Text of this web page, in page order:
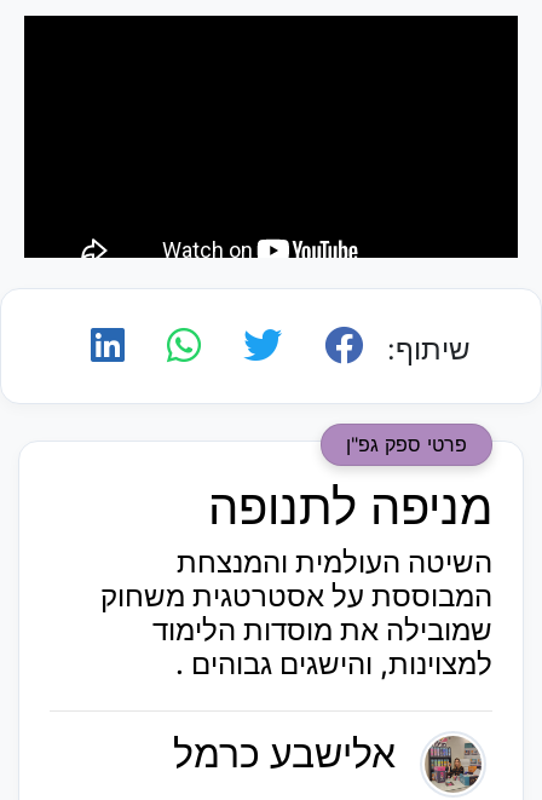
שיתוף:
פרטי ספק גפ"ן
מניפה לתנופה
השיטה העולמית והמנצחת
המבוססת על אסטרטגית משחוק
שמובילה את מוסדות הלימוד
למצוינות, והישגים גבוהים .
אלישבע כרמל